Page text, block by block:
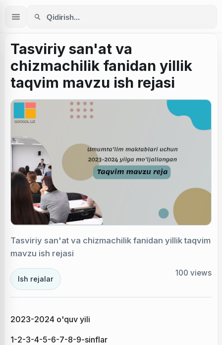
Tasviriy san'at va
chizmachilik fanidan yillik
taqvim mavzu ish rejasi
Tasviriy san'at va chizmachilik fanidan yillik taqvim
mavzu ish rejasi
Ish rejalar
100 views
2023-2024 o'quv yili
1-2-3-4-5-6-7-8-9-sinflar